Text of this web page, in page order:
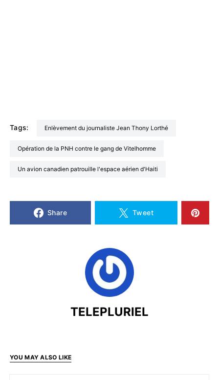
Tags: Enlèvement du journaliste Jean Thony Lorthé
opération de la PNH contre le gang de Vitelhomme
un avion canadien patrouille l'espace aérien d'Haiti
Share Tweet
TELEPLURIEL
YOU MAY ALSO LIKE